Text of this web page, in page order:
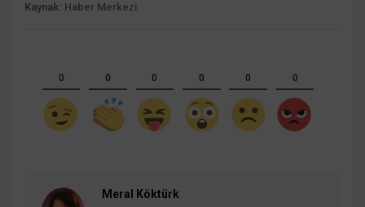
Kaynak: Haber Merkezi
0 0 0 0 0 0
Meral Köktürk